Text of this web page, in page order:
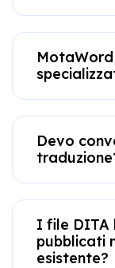
Devo
I file DITA
pubblicati
esistente?